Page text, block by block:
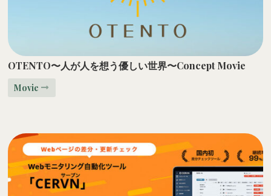
OTENTO〜人が人を想う優しい世界〜Concept Movie
Movie